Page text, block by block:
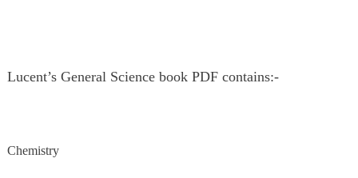
Lucent’s General Science book PDF contains:-
Chemistry